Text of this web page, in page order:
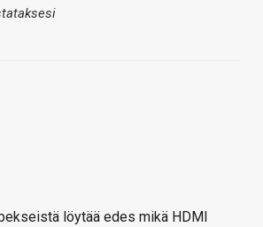
löytää edes mikä HDMI